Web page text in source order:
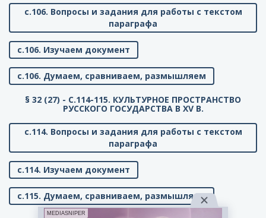
с.106. Вопросы и задания для работы с текстом
параграфа
с.106. Изучаем документ
с.106. Думаем, сравниваем, размышляем
§ 32 (27) - C.114-115. КУЛЬТУРНОЕ ПРОСТРАНСТВО
РУССКОГО ГОСУДАРСТВА В XV В.
с.114. Вопросы и задания для работы с текстом
параграфа
с.114. Изучаем документ
с.115. Думаем, сравниваем, размышляем
MEDIASNIPER